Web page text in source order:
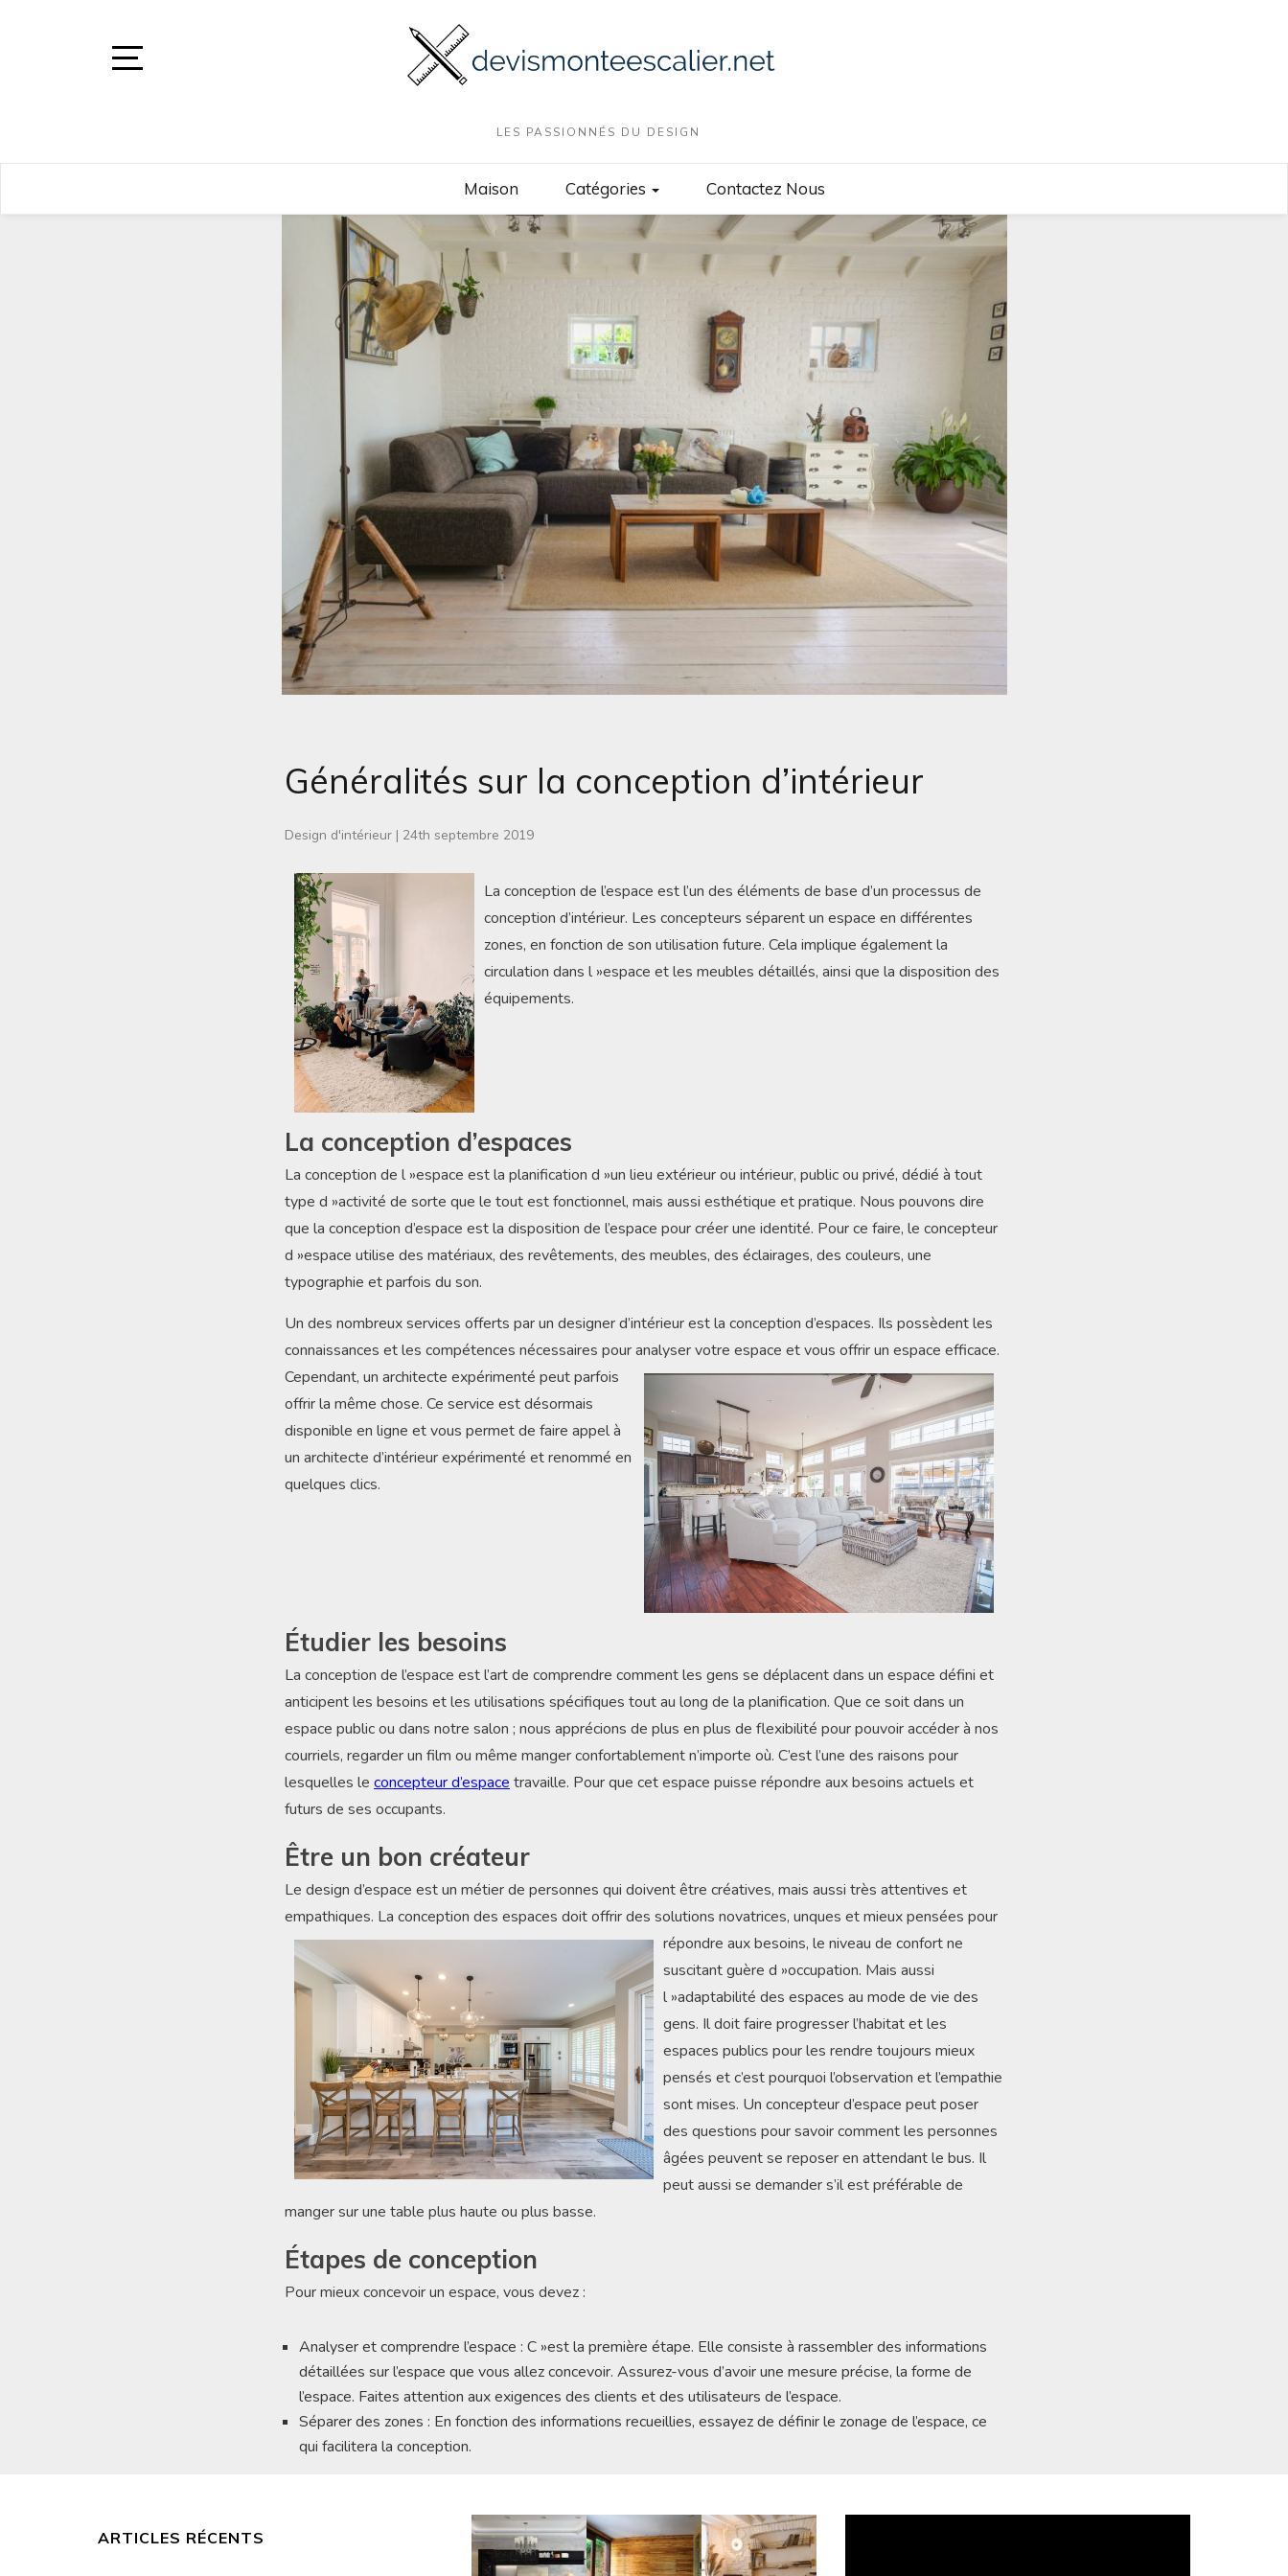
LES PASSIONNÉS DU DESIGN
Maison Catégories Contactez Nous
Généralités sur la conception d’intérieur
Design d'intérieur | 24th septembre 2019
La conception de l’espace est l’un des éléments de base d’un processus de
conception d’intérieur. Les concepteurs séparent un espace en différentes
zones, en fonction de son utilisation future. Cela implique également la
circulation dans l »espace et les meubles détaillés, ainsi que la disposition des
équipements.
La conception d’espaces
La conception de l »espace est la planification d »un lieu extérieur ou intérieur, public ou privé, dédié à tout
type d »activité de sorte que le tout est fonctionnel, mais aussi esthétique et pratique. Nous pouvons dire
que la conception d’espace est la disposition de l’espace pour créer une identité. Pour ce faire, le concepteur
d »espace utilise des matériaux, des revêtements, des meubles, des éclairages, des couleurs, une
typographie et parfois du son.
Un des nombreux services offerts par un designer d’intérieur est la conception d’espaces. Ils possèdent les
connaissances et les compétences nécessaires pour analyser votre espace et vous offrir un espace efficace.
Cependant, un architecte expérimenté peut parfois
offrir la même chose. Ce service est désormais
disponible en ligne et vous permet de faire appel à
un architecte d’intérieur expérimenté et renommé en
quelques clics.
Étudier les besoins
La conception de l’espace est l’art de comprendre comment les gens se déplacent dans un espace défini et
anticipent les besoins et les utilisations spécifiques tout au long de la planification. Que ce soit dans un
espace public ou dans notre salon ; nous apprécions de plus en plus de flexibilité pour pouvoir accéder à nos
courriels, regarder un film ou même manger confortablement n’importe où. C’est l’une des raisons pour
lesquelles le concepteur d’espace travaille. Pour que cet espace puisse répondre aux besoins actuels et
futurs de ses occupants.
Être un bon créateur
Le design d’espace est un métier de personnes qui doivent être créatives, mais aussi très attentives et
empathiques. La conception des espaces doit offrir des solutions novatrices, unques et mieux pensées pour
répondre aux besoins, le niveau de confort ne
suscitant guère d »occupation. Mais aussi
l »adaptabilité des espaces au mode de vie des
gens. Il doit faire progresser l’habitat et les
espaces publics pour les rendre toujours mieux
pensés et c’est pourquoi l’observation et l’empathie
sont mises. Un concepteur d’espace peut poser
des questions pour savoir comment les personnes
âgées peuvent se reposer en attendant le bus. Il
peut aussi se demander s’il est préférable de
manger sur une table plus haute ou plus basse.
Étapes de conception
Pour mieux concevoir un espace, vous devez :
Analyser et comprendre l’espace : C »est la première étape. Elle consiste à rassembler des informations
détaillées sur l’espace que vous allez concevoir. Assurez-vous d’avoir une mesure précise, la forme de
l’espace. Faites attention aux exigences des clients et des utilisateurs de l’espace.
Séparer des zones : En fonction des informations recueillies, essayez de définir le zonage de l’espace, ce
qui facilitera la conception.
ARTICLES RÉCENTS